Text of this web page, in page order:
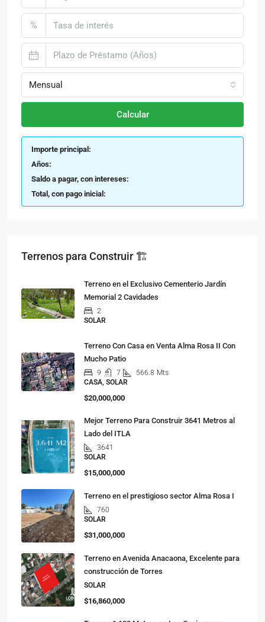
%
Mensual
Calcular
Importe principal:
Años:
Saldo a pagar, con intereses:
Total, con pago inicial:
Terrenos para Construir 🏗
Terreno en el Exclusivo Cementerio Jardín
Memorial 2 Cavidades
2
SOLAR
Terreno Con Casa en Venta Alma Rosa II Con
Mucho Patio
9 7 566.8 Mts
CASA, SOLAR
$20,000,000
Mejor Terreno Para Construir 3641 Metros al
Lado del ITLA
3641
SOLAR
$15,000,000
Terreno en el prestigioso sector Alma Rosa I
760
SOLAR
$31,000,000
Terreno en Avenida Anacaona, Excelente para
construcción de Torres
SOLAR
$16,860,000